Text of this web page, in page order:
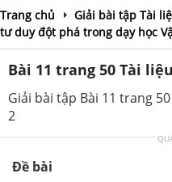
Trang chủ
Giải bài tập Tài
tư duy đột phá trong dạy học
Bài 11 trang 50 Tài
Giải bài tập Bài 11 trang
2
Đề bài